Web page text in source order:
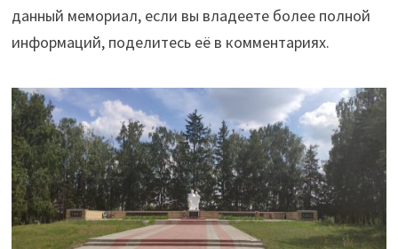
данный мемориал, если вы владеете более полной
информаций, поделитесь её в комментариях.